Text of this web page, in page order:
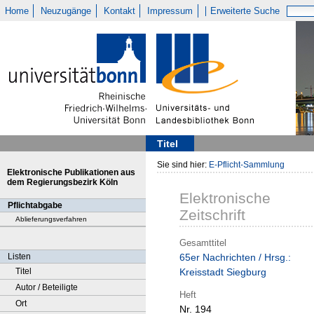
Home Neuzugänge Kontakt Impressum Erweiterte Suche
Titel
Elektronische Publikationen aus
dem Regierungsbezirk Köln
Pflichtabgabe
Ablieferungsverfahren
Listen
Titel
Autor / Beteiligte
Ort
Sie sind hier: E-Pflicht-Sammlung
Elektronische
Zeitschrift
Gesamttitel
65er Nachrichten / Hrsg.:
Kreisstadt Siegburg
Heft
Nr. 194